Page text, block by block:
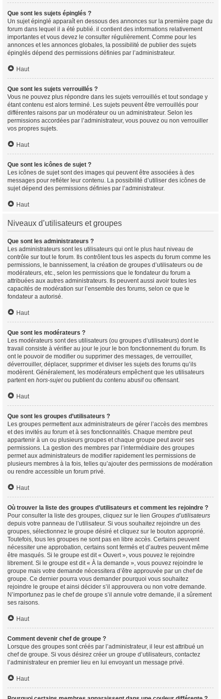
Que sont les sujets épinglés ?
Un sujet épinglé apparaît en dessous des annonces sur la première page du
forum dans lequel il a été publié. il contient des informations relativement
importantes et vous devez le consulter régulièrement. Comme pour les
annonces et les annonces globales, la possibilité de publier des sujets
épinglés dépend des permissions définies par l’administrateur.
Haut
Que sont les sujets verrouillés ?
Vous ne pouvez plus répondre dans les sujets verrouillés et tout sondage y
étant contenu est alors terminé. Les sujets peuvent être verrouillés pour
différentes raisons par un modérateur ou un administrateur. Selon les
permissions accordées par l’administrateur, vous pouvez ou non verrouiller
vos propres sujets.
Haut
Que sont les icônes de sujet ?
Les icônes de sujet sont des images qui peuvent être associées à des
messages pour refléter leur contenu. La possibilité d’utiliser des icônes de
sujet dépend des permissions définies par l’administrateur.
Haut
Niveaux d’utilisateurs et groupes
Que sont les administrateurs ?
Les administrateurs sont les utilisateurs qui ont le plus haut niveau de
contrôle sur tout le forum. Ils contrôlent tous les aspects du forum comme les
permissions, le bannissement, la création de groupes d’utilisateurs ou de
modérateurs, etc., selon les permissions que le fondateur du forum a
attribuées aux autres administrateurs. Ils peuvent aussi avoir toutes les
capacités de modération sur l’ensemble des forums, selon ce que le
fondateur a autorisé.
Haut
Que sont les modérateurs ?
Les modérateurs sont des utilisateurs (ou groupes d’utilisateurs) dont le
travail consiste à vérifier au jour le jour le bon fonctionnement du forum. Ils
ont le pouvoir de modifier ou supprimer des messages, de verrouiller,
déverrouiller, déplacer, supprimer et diviser les sujets des forums qu’ils
modèrent. Généralement, les modérateurs empêchent que les utilisateurs
partent en hors-sujetou publient du contenu abusif ou offensant.
Haut
Que sont les groupes d’utilisateurs ?
Les groupes permettent aux administrateurs de gérer l’accès des membres
et des invités au forum et à ses fonctionnalités. Chaque membre peut
appartenir à un ou plusieurs groupes et chaque groupe peut avoir ses
permissions. La gestion des membres par l’intermédiaire des groupes
permet aux administrateurs de modifier rapidement les permissions de
plusieurs membres à la fois, telles qu’ajouter des permissions de modération
ou rendre accessible un forum privé.
Haut
Où trouver la liste des groupes d’utilisateurs et comment les rejoindre ?
Pour consulter la liste des groupes, cliquez sur le lien Groupes d’utilisateurs
depuis votre panneau de l’utilisateur. Si vous souhaitez rejoindre un des
groupes, sélectionnez le groupe désiré et cliquez sur le bouton approprié.
Toutefois, tous les groupes ne sont pas en libre accès. Certains peuvent
nécessiter une approbation, certains sont fermés et d’autres peuvent même
être masqués. Si le groupe est dit « Ouvert », vous pouvez le rejoindre
librement. Si le groupe est dit « À la demande », vous pouvez rejoindre le
groupe mais votre demande nécessitera d’être approuvée par un chef de
groupe. Ce dernier pourra vous demander pourquoi vous souhaitez
rejoindre le groupe et ainsi décider s’il approuvera ou non votre demande.
N’importunez pas le chef de groupe s’il annule votre demande, il a sûrement
ses raisons.
Haut
Comment devenir chef de groupe ?
Lorsque des groupes sont créés par l’administrateur, il leur est attribué un
chef de groupe. Si vous désirez créer un groupe d’utilisateurs, contactez
l’administrateur en premier lieu en lui envoyant un message privé.
Haut